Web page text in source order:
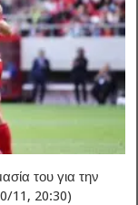
του για την
11, 20:30)